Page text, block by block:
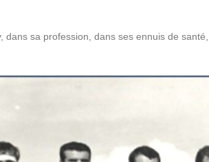
dans sa profession, dans ses ennuis de